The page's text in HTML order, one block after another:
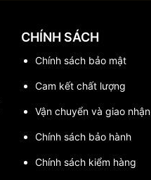
CHÍNH SÁCH
Chính sách bảo mật
Cam kết chất lượng
Vận chuyển và giao nhận
Chính sách bảo hành
Chính sách kiểm hàng